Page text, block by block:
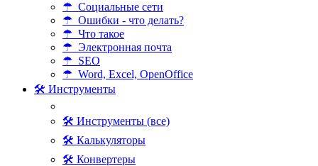
☂ Социальные сети
☂ Ошибки - что делать?
☂ Что такое
☂ Электронная почта
☂ SEO
☂ Word, Excel, OpenOffice
🛠 Инструменты
🛠 Инструменты (все)
🛠 Калькуляторы
🛠 Конвертеры